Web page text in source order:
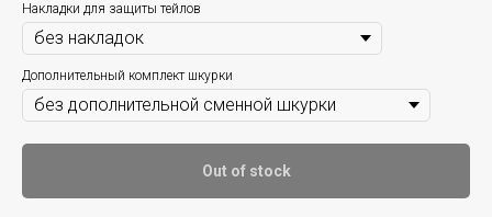
Накладки для защиты тейлов
Дополнительный комплект шкурки
Out of stock